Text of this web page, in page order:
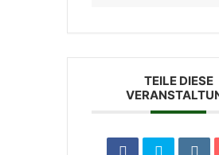
TEILE DIESE